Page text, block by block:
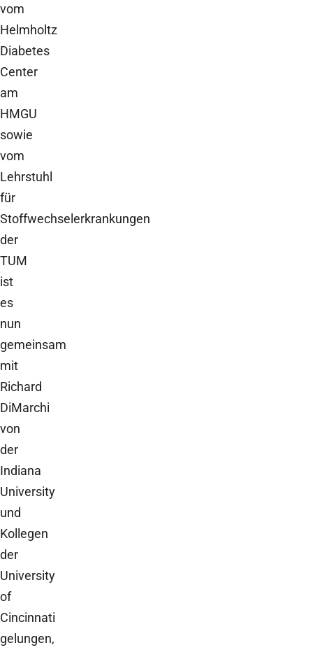
vom
Helmholtz
Diabetes
Center
am
HMGU
sowie
vom
Lehrstuhl
für
Stoffwechselerkrankungen
der
TUM
ist
es
nun
gemeinsam
mit
Richard
DiMarchi
von
der
Indiana
University
und
Kollegen
der
University
of
Cincinnati
gelungen,